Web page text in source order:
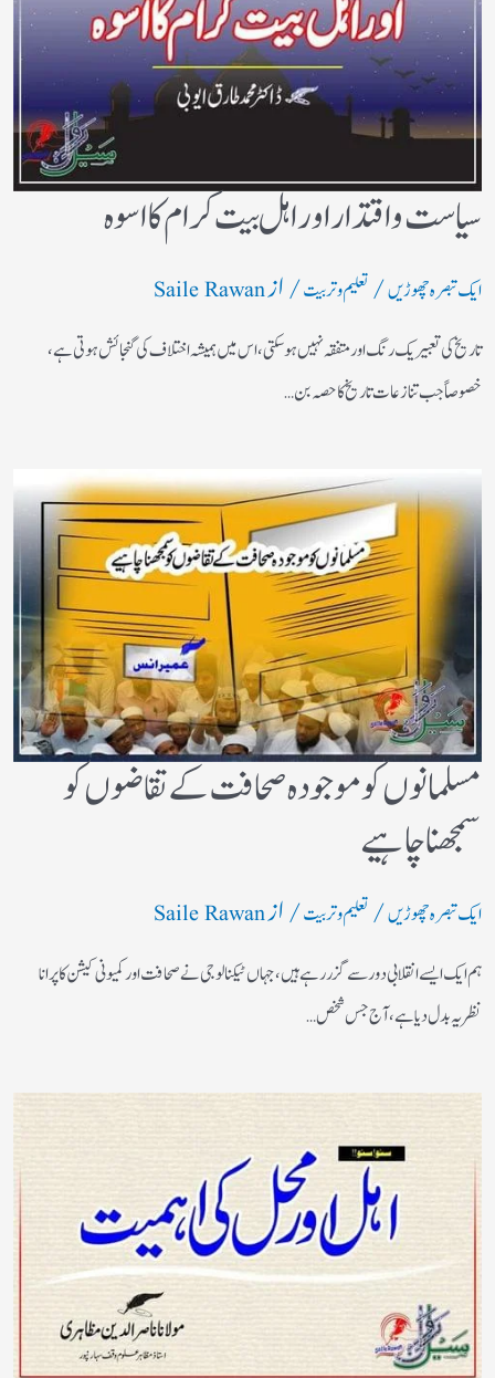
سیاست واقتدار اور اہل بیت کرام کا اسوہ
ایک تبصرہ چھوڑیں/ تعلیم و تربیت/ ازSaile Rawan
تاریخ کی تعبیر یک رنگ اور متفقہ نہیں ہو سکتی، اس میں ہمیشہ اختلاف کی گنجائش ہوتی ہے،
خصوصاً‌ جب تنازعات تاریخ کا حصہ بن…
مسلمانوں کو موجودہ صحافت کے تقاضوں کو
سمجھنا چاہیے
ایک تبصرہ چھوڑیں/ تعلیم و تربیت/ ازSaile Rawan
ہم ایک ایسے انقلابی دور سے گزر رہے ہیں، جہاں ٹیکنالوجی نے صحافت اور کمیونی کیشن کا پرانا
نظریہ بدل دیا ہے، آج جس شخص…